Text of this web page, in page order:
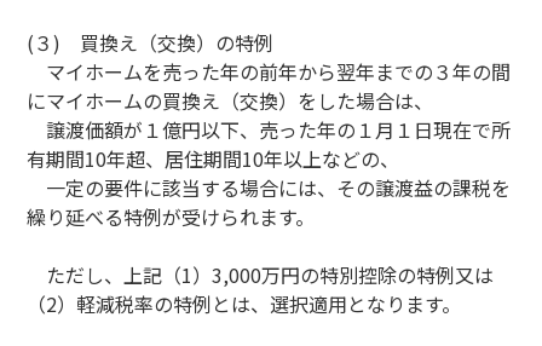
(３) 買換え（交換）の特例
マイホームを売った年の前年から翌年までの３年の間
にマイホームの買換え（交換）をした場合は、
譲渡価額が１億円以下、売った年の１月１日現在で所
有期間10年超、居住期間10年以上などの、
一定の要件に該当する場合には、その譲渡益の課税を
繰り延べる特例が受けられます。
ただし、上記（1）3,000万円の特別控除の特例又は
（2）軽減税率の特例とは、選択適用となります。